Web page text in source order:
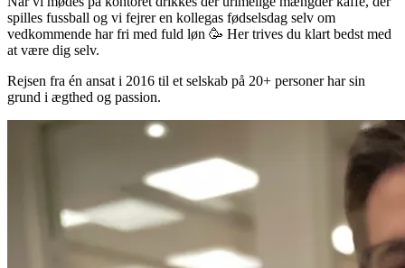
spilles fussball og vi fejrer en kollegas fødselsdag selv om
vedkommende har fri med fuld løn 🥳 Her trives du klart bedst med
at være dig selv.
Rejsen fra én ansat i 2016 til et selskab på 20+ personer har sin
grund i ægthed og passion.